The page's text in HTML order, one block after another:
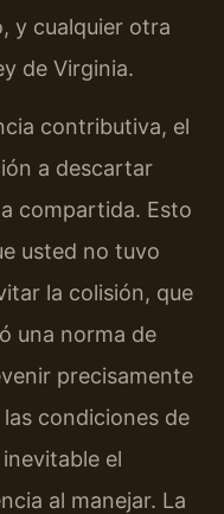
y cualquier otra
de Virginia.
contributiva, el
a descartar
compartida. Esto
usted no tuvo
la colisión, que
una norma de
precisamente
condiciones de
el
al manejar. La